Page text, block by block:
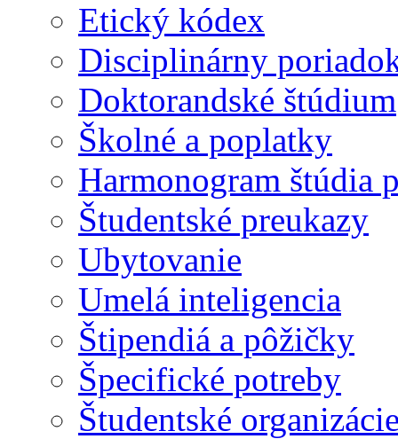
Etický kódex
Disciplinárny
Doktorandské štúdium
Školné a poplatky
Harmonogram štúdia
Študentské preukazy
Ubytovanie
Umelá inteligencia
Štipendiá a pôžičky
Špecifické potreby
Študentské